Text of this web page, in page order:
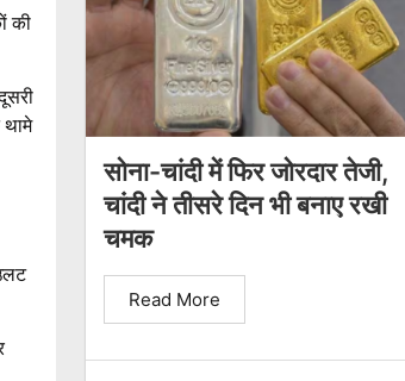
की
थामे
सोना-चांदी में फिर जोरदार तेजी,
चांदी ने तीसरे दिन भी बनाए रखी
चमक
Read More